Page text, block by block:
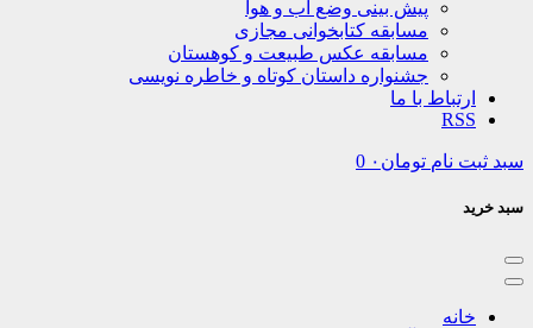
پیش بینی وضع آب و هوا
مسابقه کتابخوانی مجازی
مسابقه عکس طبیعت و کوهستان
جشنواره داستان کوتاه و خاطره نویسی
با ما
تومان ۰ 0